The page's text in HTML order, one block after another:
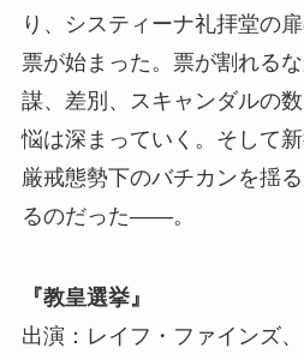
り、システィーナ礼拝堂の
票が始まった。票が割れる
謀、差別、スキャンダルの
悩は深まっていく。そして新
厳戒態勢下のバチカンを揺
るのだった――。
『教皇選挙』
出演：レイフ・ファインズ